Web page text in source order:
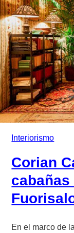
Interiorismo
Corian
cabañas
En el marco de